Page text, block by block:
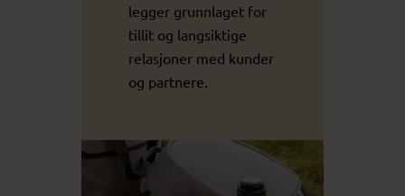
legger grunnlaget for
tillit og langsiktige
relasjoner med kunder
og partnere.